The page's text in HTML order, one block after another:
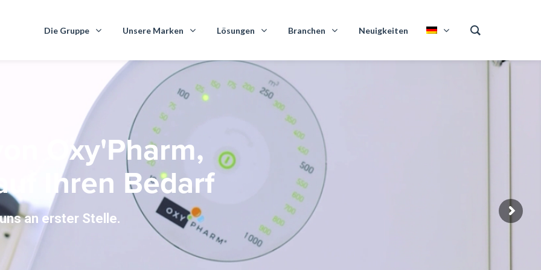
Die Gruppe Unsere Marken Lösungen Branchen Neuigkeiten
Oxy'Pharm,
Ihren Bedarf
uns an erster Ste e.